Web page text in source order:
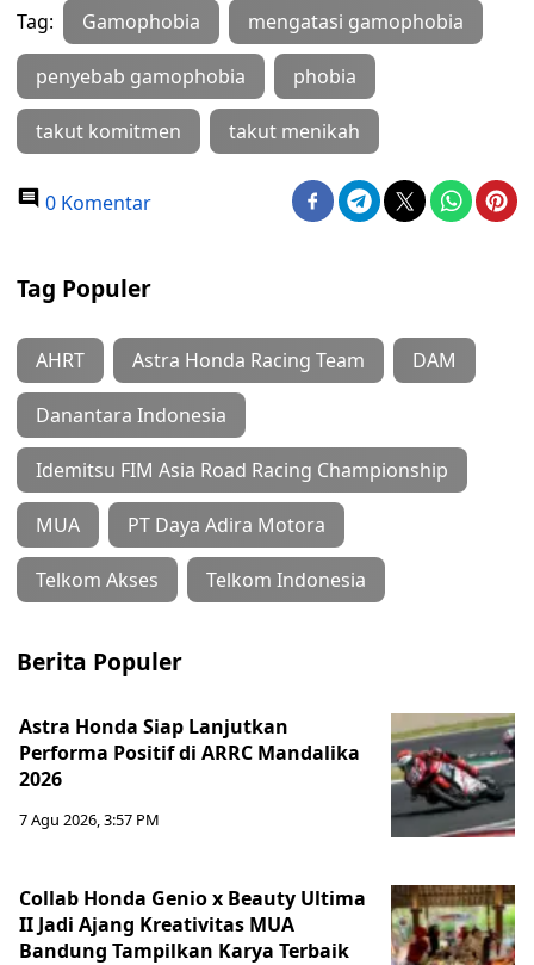
Tag: Gamophobia mengatasi gamophobia
penyebab gamophobia phobia
takut komitmen takut menikah
0 Komentar
Tag Populer
AHRT Astra Honda Racing Team DAM
Danantara Indonesia
Idemitsu FIM Asia Road Racing Championship
MUA PT Daya Adira Motora
Telkom Akses Telkom Indonesia
Berita Populer
Astra Honda Siap Lanjutkan
Performa Positif di ARRC Mandalika
2026
7 Agu 2026, 3:57 PM
Collab Honda Genio x Beauty Ultima
II Jadi Ajang Kreativitas MUA
Bandung Tampilkan Karya Terbaik